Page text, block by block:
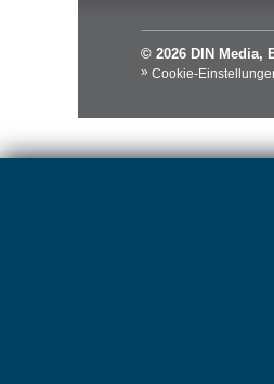
© 2026 DIN Media,
Cookie-